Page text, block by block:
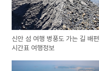
신안 섬 여행 병풍도 가는 길 배편
시간표 여행정보